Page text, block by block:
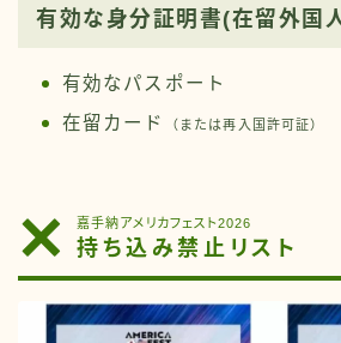
有効な身分証明書(在留外国
有効なパスポート
在留カード
（または再入国許可証）
嘉手納アメリカフェスト2026
持ち込み禁止リスト